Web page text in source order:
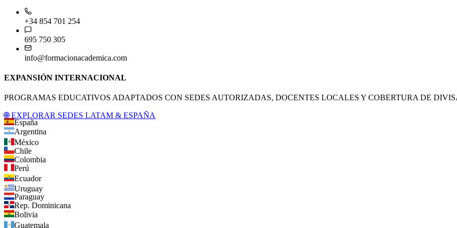
+34 854 701 254
695 750 305
info@formacionacademica.com
EXPANSIÓN INTERNACIONAL
PROGRAMAS EDUCATIVOS ADAPTADOS CON SEDES AUTORIZADAS, DOCENTES LOCALES Y COBERTURA DE
🌐 EXPLORAR SEDES LATAM & ESPAÑA
España
Argentina
México
Chile
Colombia
Perú
Ecuador
Uruguay
Paraguay
Rep. Dominicana
Bolivia
Guatemala